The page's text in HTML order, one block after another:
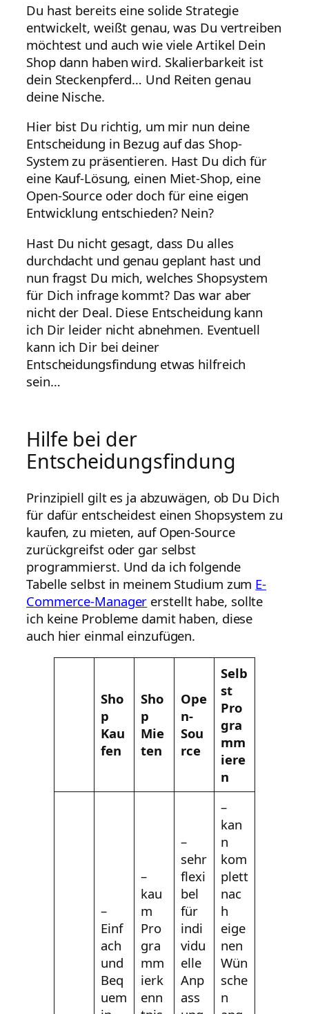
Du hast bereits eine solide Strategie
entwickelt, weißt genau, was Du vertreiben
möchtest und auch wie viele Artikel Dein
Shop dann haben wird. Skalierbarkeit ist
dein Steckenpferd… Und Reiten genau
deine Nische.
Hier bist Du richtig, um mir nun deine
Entscheidung in Bezug auf das Shop-
System zu präsentieren. Hast Du dich für
eine Kauf-Lösung, einen Miet-Shop, eine
Open-Source oder doch für eine eigen
Entwicklung entschieden? Nein?
Hast Du nicht gesagt, dass Du alles
durchdacht und genau geplant hast und
nun fragst Du mich, welches Shopsystem
für Dich infrage kommt? Das war aber
nicht der Deal. Diese Entscheidung kann
ich Dir leider nicht abnehmen. Eventuell
kann ich Dir bei deiner
Entscheidungsfindung etwas hilfreich
sein…
Hilfe bei der
Entscheidungsfindung
Prinzipiell gilt es ja abzuwägen, ob Du Dich
für dafür entscheidest einen Shopsystem zu
kaufen, zu mieten, auf Open-Source
zurückgreifst oder gar selbst
programmierst. Und da ich folgende
Tabelle selbst in meinem Studium zum E-
Commerce-Manager erstellt habe, sollte
ich keine Probleme damit haben, diese
auch hier einmal einzufügen.
Sho
p
Kau
fen
Sho
p
Mie
ten
Ope
n-
Sou
rce
Selb
st
Pro
gra
mm
iere
n
–
Einf
ach
und
Beq
uem
–
kau
m
Pro
gra
mm
ierk
enn
–
sehr
flexi
bel
für
indi
vidu
elle
Anp
ass
–
kan
n
kom
plett
nac
h
eige
nen
Wün
sche
n